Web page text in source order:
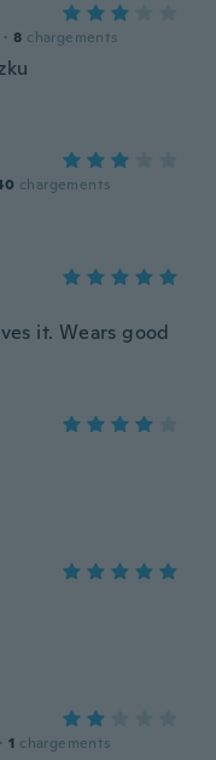
· 8 chargements
chargements
it. Wears good
· 1 chargements